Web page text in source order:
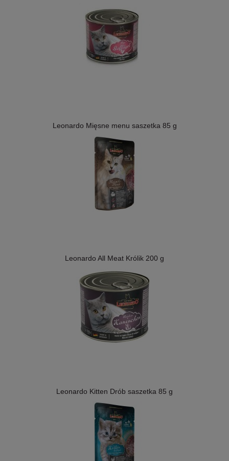
Leonardo Mięsne menu saszetka 85 g
Leonardo All Meat Królik 200 g
Leonardo Kitten Drób saszetka 85 g